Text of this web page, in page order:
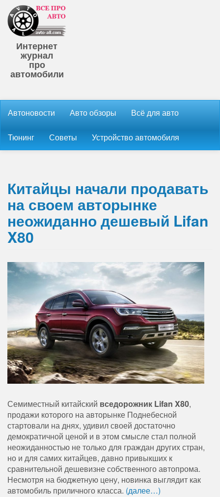
Интернет
журнал
про
автомобили
Автоновости Авто обзоры Всё для авто
Тюнинг Советы Устройство автомобиля
Китайцы начали продавать
на своем авторынке
неожиданно дешевый Lifan
X80
Семиместный китайский вседорожник Lifan X80,
продажи которого на авторынке Поднебесной
стартовали на днях, удивил своей достаточно
демократичной ценой и в этом смысле стал полной
неожиданностью не только для граждан других стран,
но и для самих китайцев, давно привыкших к
сравнительной дешевизне собственного автопрома.
Несмотря на бюджетную цену, новинка выглядит как
автомобиль приличного класса. (далее…)